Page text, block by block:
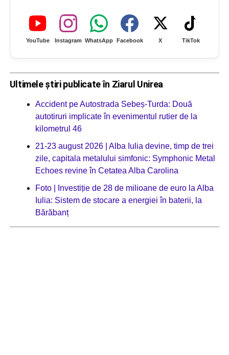
YouTube Instagram WhatsApp Facebook X TikTok
Ultimele știri publicate în Ziarul Unirea
Accident pe Autostrada Sebeș-Turda: Două
autotiruri implicate în evenimentul rutier de la
kilometrul 46
21-23 august 2026 | Alba Iulia devine, timp de trei
zile, capitala metalului simfonic: Symphonic Metal
Echoes revine în Cetatea Alba Carolina
Foto | Investiție de 28 de milioane de euro la Alba
Iulia: Sistem de stocare a energiei în baterii, la
Bărăbanț